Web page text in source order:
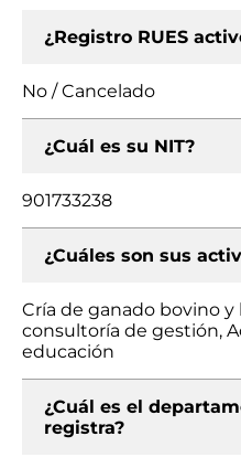
¿Registro RUES
No / Cancelado
¿Cuál es su NIT?
901733238
¿Cuáles son sus
Cría de ganado bovino
consultoría de gestión,
educación
¿Cuál es el
registra?